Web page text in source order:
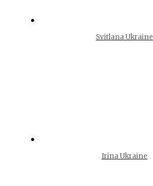
Svitlana Ukraine
Irina Ukraine